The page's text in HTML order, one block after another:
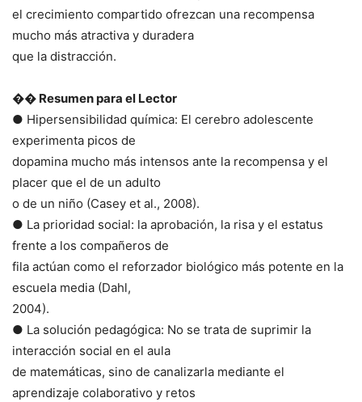
el crecimiento compartido ofrezcan una recompensa
mucho más atractiva y duradera
que la distracción.
�� Resumen para el Lector
● Hipersensibilidad química: El cerebro adolescente
experimenta picos de
dopamina mucho más intensos ante la recompensa y el
placer que el de un adulto
o de un niño (Casey et al., 2008).
● La prioridad social: la aprobación, la risa y el estatus
frente a los compañeros de
fila actúan como el reforzador biológico más potente en la
escuela media (Dahl,
2004).
● La solución pedagógica: No se trata de suprimir la
interacción social en el aula
de matemáticas, sino de canalizarla mediante el
aprendizaje colaborativo y retos